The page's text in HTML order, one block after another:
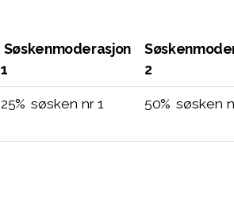
Søskenmoderasjon
1
2
25% søsken nr 1 50% søsken